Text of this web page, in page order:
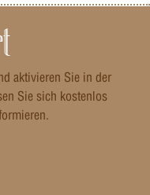
aktivieren Sie in der
Sie sich kostenlos